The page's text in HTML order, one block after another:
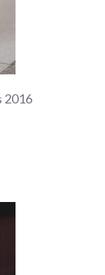
2016